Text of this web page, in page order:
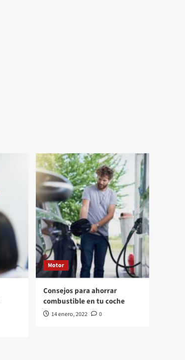
Motor
Consejos para ahorrar
combustible en tu coche
14 enero, 2022 0